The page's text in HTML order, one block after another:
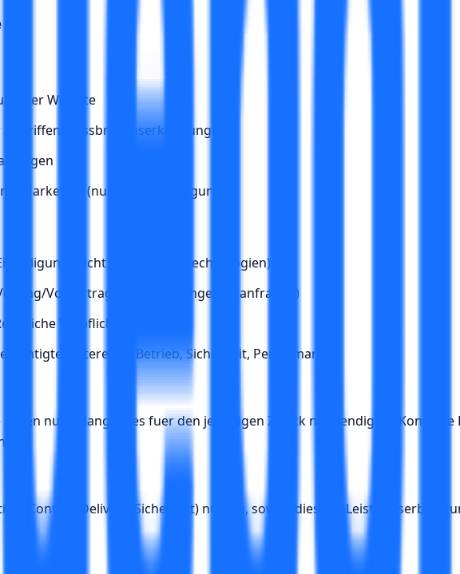
der Website
Angriffen, Missbrauchserkennung)
Marketing (nur nach Einwilligung)
(nicht notwendige Technologien)
Vorvertragliches (z. B. Angebotsanfragen)
Verpflichtung
Interesse (Betrieb, Sicherheit, Performance)
nur, solange dies fuer den jeweiligen Zweck notwendig ist. Konkrete
Content Delivery, Sicherheit) nur ein, soweit dies zur